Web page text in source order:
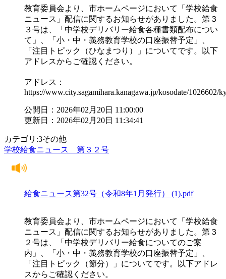
教育委員会より、市ホームページにおいて「学校給食
ニュース」配信に関するお知らせがありました。第３
３号は、「中学校デリバリー給食各種書類配布につい
て」、「小・中・義務教育学校の口座振替予定」、
「注目トピック（ひなまつり）」についてです。以下
アドレスからご確認ください。
アドレス：
https://www.city.sagamihara.kanagawa.jp/kosodate/1026602/
公開日：2026年02月20日 11:00:00
更新日：2026年02月20日 11:34:41
カテゴリ:3その他
学校給食ニュース 第３２号
給食ニュース第32号（令和8年1月発行） (1).pdf
教育委員会より、市ホームページにおいて「学校給食
ニュース」配信に関するお知らせがありました。第３
２号は、「中学校デリバリー給食についてのご案
内」、「小・中・義務教育学校の口座振替予定」、
「注目トピック（節分）」についてです。以下アドレ
スからご確認ください。